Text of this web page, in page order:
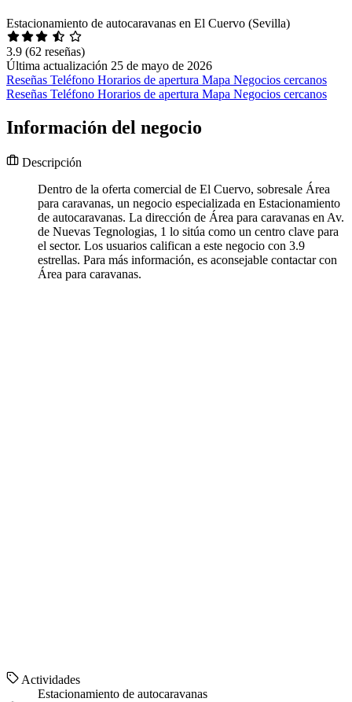
Estacionamiento de autocaravanas en El Cuervo (Sevilla)
3.9 (62 reseñas)
Última actualización 25 de mayo de 2026
Reseñas Teléfono Horarios de apertura Mapa Negocios cercanos
Reseñas Teléfono Horarios de apertura Mapa Negocios cercanos
Información del negocio
Descripción
Dentro de la oferta comercial de El Cuervo, sobresale Área
para caravanas, un negocio especializada en Estacionamiento
de autocaravanas. La dirección de Área para caravanas en Av.
de Nuevas Tegnologias, 1 lo sitúa como un centro clave para
el sector. Los usuarios califican a este negocio con 3.9
estrellas. Para más información, es aconsejable contactar con
Área para caravanas.
Actividades
Estacionamiento de autocaravanas